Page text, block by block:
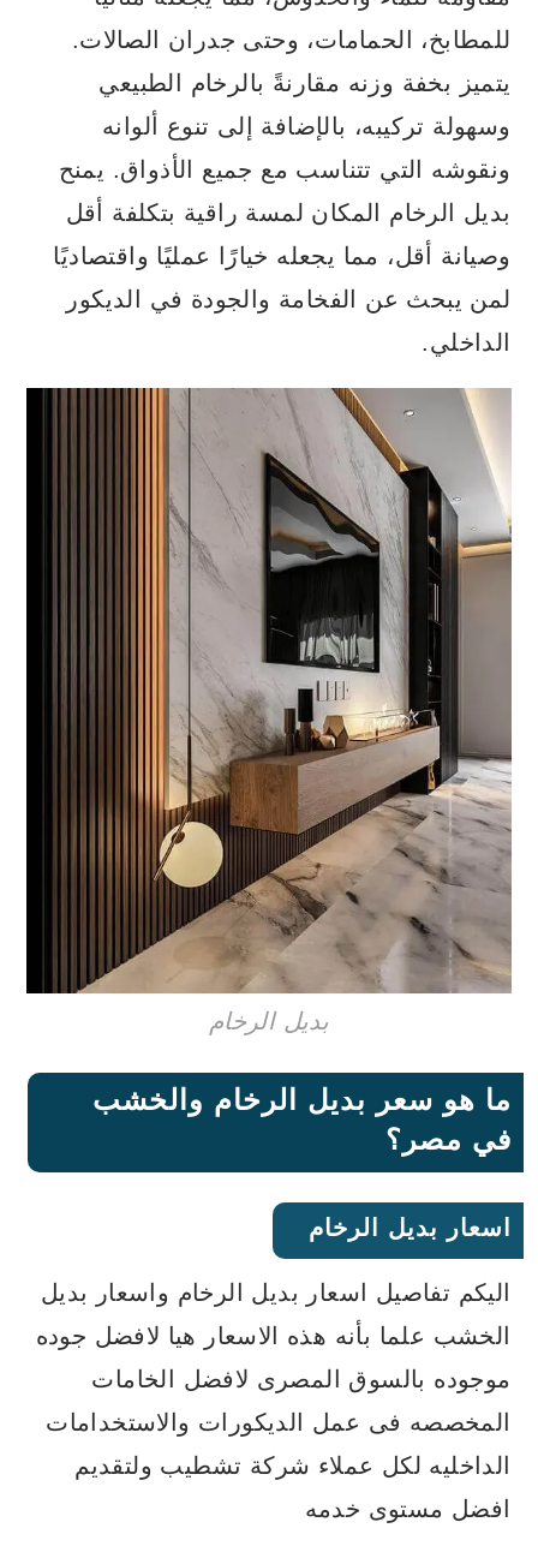
للمطابخ، الحمامات، وحتى جدران الصالات.
يتميز بخفة وزنه مقارنةً بالرخام الطبيعي
وسهولة تركيبه، بالإضافة إلى تنوع ألوانه
ونقوشه التي تتناسب مع جميع الأذواق. يمنح
بديل الرخام المكان لمسة راقية بتكلفة أقل
وصيانة أقل، مما يجعله خيارًا عمليًا واقتصاديًا
لمن يبحث عن الفخامة والجودة في الديكور
الداخلي.
بديل الرخام
ما هو سعر بديل الرخام والخشب
في مصر؟
اسعار بديل الرخام
اليكم تفاصيل اسعار بديل الرخام واسعار بديل
الخشب علما بأنه هذه الاسعار هيا لافضل جوده
موجوده بالسوق المصرى لافضل الخامات
المخصصه فى عمل الديكورات والاستخدامات
الداخليه لكل عملاء شركة تشطيب ولتقديم
افضل مستوى خدمه